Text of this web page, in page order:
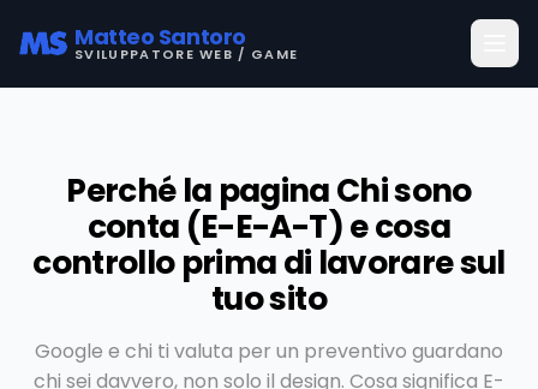
Matteo Santoro
SVILUPPATORE WEB / GAME
Perché la pagina Chi sono
conta (E-E-A-T) e cosa
controllo prima di lavorare sul
tuo sito
Google e chi ti valuta per un preventivo guardano
chi sei davvero, non solo il design. Cosa significa E-